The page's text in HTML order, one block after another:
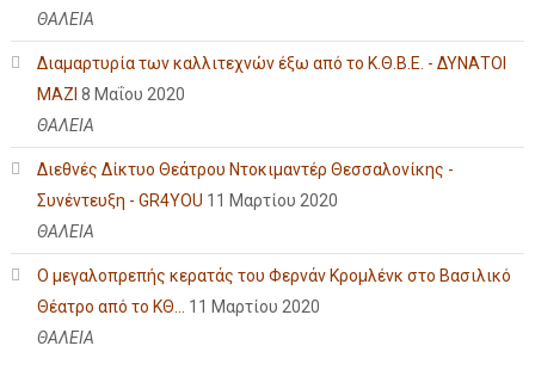
ΘΑΛΕΙΑ
Διαμαρτυρία των καλλιτεχνών έξω από το Κ.Θ.Β.Ε. - ΔΥΝΑΤΟΙ
ΜΑΖΙ 8 Μαΐου 2020
ΘΑΛΕΙΑ
Διεθνές Δίκτυο Θεάτρου Ντοκιμαντέρ Θεσσαλονίκης -
Συνέντευξη - GR4YOU 11 Μαρτίου 2020
ΘΑΛΕΙΑ
Ο μεγαλοπρεπής κερατάς του Φερνάν Κρομλένκ στο Βασιλικό
Θέατρο από το ΚΘ... 11 Μαρτίου 2020
ΘΑΛΕΙΑ